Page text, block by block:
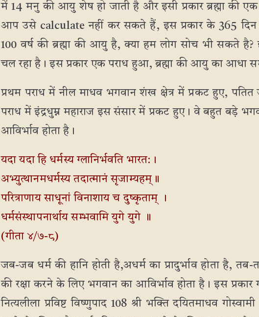
में 14 मनु की आयु शेष हो जाती है और इसी प्रकार ब्रह्मा की
आप उसे calculate नहीं कर सकते हैं, इस प्रकार के 365 दिन
100 वर्ष की ब्रह्मा की आयु है, क्या हम लोग सोच भी सकते
चल रहा है। इस प्रकार एक पराध हुआ, ब्रह्मा की आयु का आधा
प्रथम पराध में नील माधव भगवान शंख क्षेत्र में प्रकट हुए, पतित
पराध में इंद्रधुम्न महाराज इस संसार में प्रकट हुए। वे बहुत बड़े
आविर्भाव होता है।
यदा यदा हि धर्मस्य ग्लानिर्भवति भारत:।
अभ्युत्थानमधर्मस्य तदात्मानं सृजाम्यहम्॥
परित्राणाय साधूनां विनाशाय च दुष्कृताम् ।
धर्मसंस्थापनार्थाय सम्भवामि युगे युगे ॥
(गीता ४/७-८)
जब-जब धर्म की हानि होती है,अधर्म का प्रादुर्भाव होता है,
की रक्षा करने के लिए भगवान का आविर्भाव होता है। इस
नित्यलीला प्रविष्ट विष्णुपाद 108 श्री भक्ति दयितमाधव